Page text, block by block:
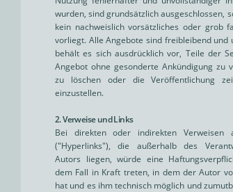
wurden, sind grundsätzlich ausgeschlossen,
kein nachweislich vorsätzliches oder grob
vorliegt. Alle Angebote sind freibleibend und
behält es sich ausdrücklich vor, Teile der
Angebot ohne gesonderte Ankündigung zu
zu löschen oder die Veröffentlichung
einzustellen.
2. Verweise und Links
Bei direkten oder indirekten Verweisen
("Hyperlinks"), die außerhalb des
Autors liegen, würde eine
dem Fall in Kraft treten, in dem der Autor
hat und es ihm technisch möglich und